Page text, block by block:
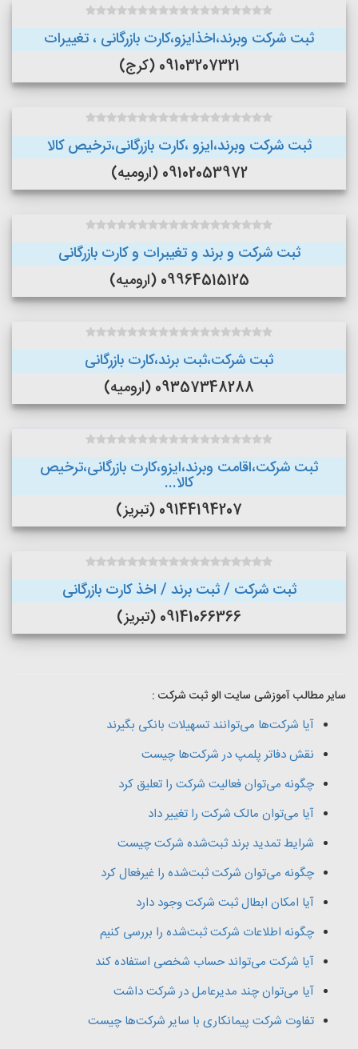
ثبت شرکت وبرند،اخذایزو،کارت بازرگانی ، تغییرات
09103207321 (کرج)
ثبت شرکت وبرند،ایزو ،کارت بازرگانی،ترخیص کالا
09102053972 (ارومیه)
ثبت شرکت و برند و تغیبرات و کارت بازرگانی
09964515125 (ارومیه)
ثبت شرکت،ثبت برند،کارت بازرگانی
09357348288 (ارومیه)
ثبت شرکت،اقامت وبرند،ایزو،کارت بازرگانی،ترخیص
کالا...
09144194207 (تبریز)
ثبت شرکت / ثبت برند / اخذ کارت بازرگانی
09141066366 (تبریز)
سایر مطالب آموزشی سایت الو ثبت شرکت :
آیا شرکت‌ها می‌توانند تسهیلات بانکی بگیرند
نقش دفاتر پلمپ در شرکت‌ها چیست
چگونه می‌توان فعالیت شرکت را تعلیق کرد
آیا می‌توان مالک شرکت را تغییر داد
شرایط تمدید برند ثبت‌شده شرکت چیست
چگونه می‌توان شرکت ثبت‌شده را غیرفعال کرد
آیا امکان ابطال ثبت شرکت وجود دارد
چگونه اطلاعات شرکت ثبت‌شده را بررسی کنیم
آیا شرکت می‌تواند حساب شخصی استفاده کند
آیا می‌توان چند مدیرعامل در شرکت داشت
تفاوت شرکت پیمانکاری با سایر شرکت‌ها چیست